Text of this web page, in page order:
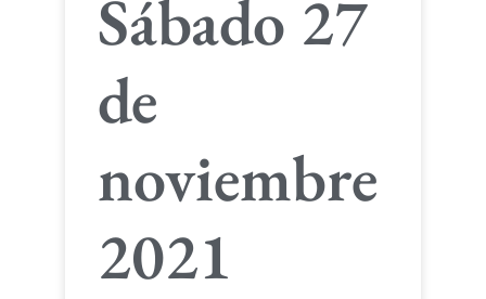
Sábado 27
de
noviembre
2021